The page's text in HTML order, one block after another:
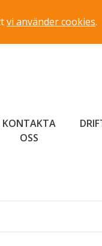
vi använder cookies.
KONTAKTA
OSS